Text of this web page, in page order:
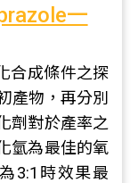
一
合成條件之探
產物，再分別
劑對於產率之
氫為最佳的氧
3:1時效果最